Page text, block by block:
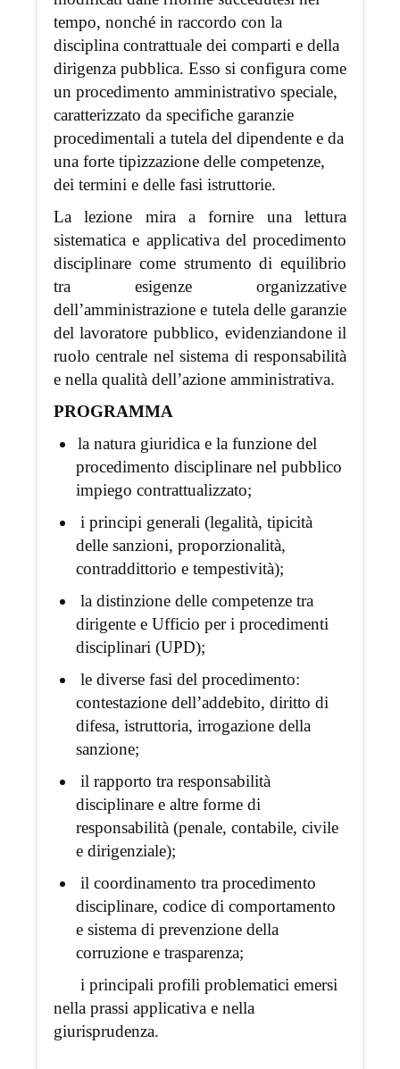
tempo, nonché in raccordo con la
disciplina contrattuale dei comparti e della
dirigenza pubblica. Esso si configura come
un procedimento amministrativo speciale,
caratterizzato da specifiche garanzie
procedimentali a tutela del dipendente e da
una forte tipizzazione delle competenze,
dei termini e delle fasi istruttorie.
La lezione mira a fornire una lettura
sistematica e applicativa del procedimento
disciplinare come strumento di equilibrio
tra esigenze organizzative
dell’amministrazione e tutela delle garanzie
del lavoratore pubblico, evidenziandone il
ruolo centrale nel sistema di responsabilità
e nella qualità dell’azione amministrativa.
PROGRAMMA
la natura giuridica e la funzione del
procedimento disciplinare nel pubblico
impiego contrattualizzato;
i principi generali (legalità, tipicità
delle sanzioni, proporzionalità,
contraddittorio e tempestività);
la distinzione delle competenze tra
dirigente e Ufficio per i procedimenti
disciplinari (UPD);
le diverse fasi del procedimento:
contestazione dell’addebito, diritto di
difesa, istruttoria, irrogazione della
sanzione;
il rapporto tra responsabilità
disciplinare e altre forme di
responsabilità (penale, contabile, civile
e dirigenziale);
il coordinamento tra procedimento
disciplinare, codice di comportamento
e sistema di prevenzione della
corruzione e trasparenza;
i principali profili problematici emersi
nella prassi applicativa e nella
giurisprudenza.